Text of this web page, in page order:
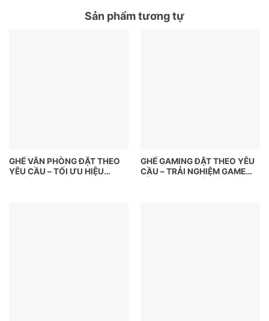
Sản phẩm tương tự
GHẾ VĂN PHÒNG ĐẶT THEO
YÊU CẦU – TỐI ƯU HIỆU
GHẾ GAMING ĐẶT THEO YÊU
CẦU – TRẢI NGHIỆM GAME